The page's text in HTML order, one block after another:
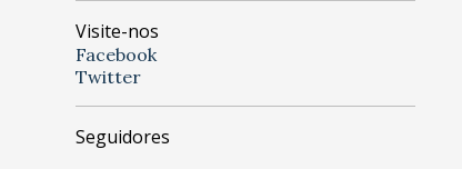
Visite-nos
Facebook
Twitter
Seguidores